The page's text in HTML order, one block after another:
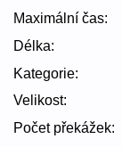
Maximální čas:
Délka:
Kategorie:
Velikost:
Počet překážek: